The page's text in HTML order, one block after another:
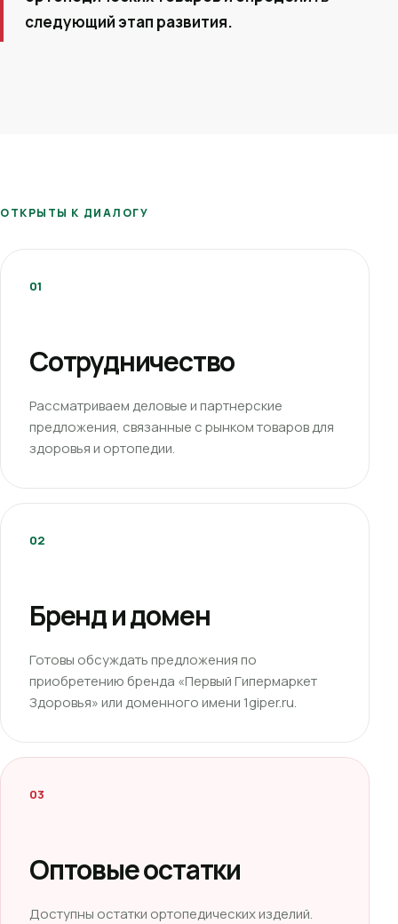
следующий этап развития.
ОТКРЫТЫ К ДИАЛОГУ
01
Сотрудничество
Рассматриваем деловые и партнерские
предложения, связанные с рынком товаров для
здоровья и ортопедии.
02
Бренд и домен
Готовы обсуждать предложения по
приобретению бренда «Первый Гипермаркет
Здоровья» или доменного имени 1giper.ru.
03
Оптовые остатки
Доступны остатки ортопедических изделий.